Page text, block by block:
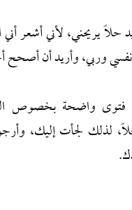
حلاً يريحني، لأني أشعر
وربي، وأريد أن أصحح
واضحة بخصوص
لذلك لجأت إليك،